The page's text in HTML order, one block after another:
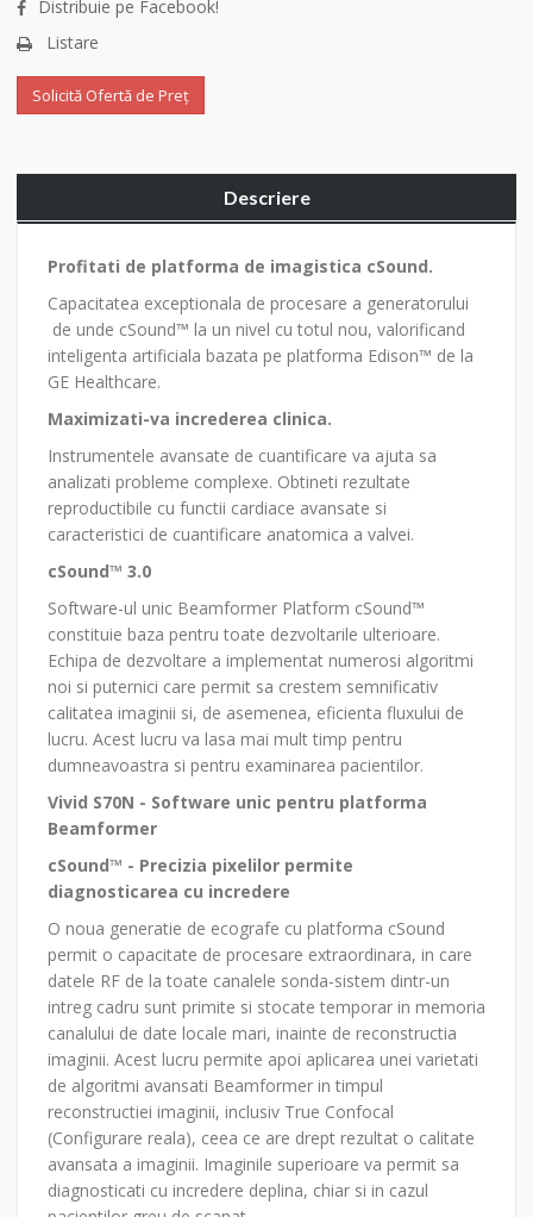
Distribuie pe Facebook!
Listare
Solicită Ofertă de Preț
Descriere
Profitati de platforma de imagistica cSound.
Capacitatea exceptionala de procesare a generatorului
de unde cSound™ la un nivel cu totul nou, valorificand
inteligenta artificiala bazata pe platforma Edison™ de la
GE Healthcare.
Maximizati-va increderea clinica.
Instrumentele avansate de cuantificare va ajuta sa
analizati probleme complexe. Obtineti rezultate
reproductibile cu functii cardiace avansate si
caracteristici de cuantificare anatomica a valvei.
cSound™ 3.0
Software-ul unic Beamformer Platform cSound™
constituie baza pentru toate dezvoltarile ulterioare.
Echipa de dezvoltare a implementat numerosi algoritmi
noi si puternici care permit sa crestem semnificativ
calitatea imaginii si, de asemenea, eficienta fluxului de
lucru. Acest lucru va lasa mai mult timp pentru
dumneavoastra si pentru examinarea pacientilor.
Vivid S70N - Software unic pentru platforma
Beamformer
cSound™ - Precizia pixelilor permite
diagnosticarea cu incredere
O noua generatie de ecografe cu platforma cSound
permit o capacitate de procesare extraordinara, in care
datele RF de la toate canalele sonda-sistem dintr-un
intreg cadru sunt primite si stocate temporar in memoria
canalului de date locale mari, inainte de reconstructia
imaginii. Acest lucru permite apoi aplicarea unei varietati
de algoritmi avansati Beamformer in timpul
reconstructiei imaginii, inclusiv True Confocal
(Configurare reala), ceea ce are drept rezultat o calitate
avansata a imaginii. Imaginile superioare va permit sa
diagnosticati cu incredere deplina, chiar si in cazul